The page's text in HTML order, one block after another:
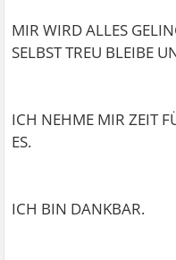
MIR WIRD ALLES
SELBST TREU BLEIBE
ICH NEHME MIR ZEIT
ES.
ICH BIN DANKBAR.